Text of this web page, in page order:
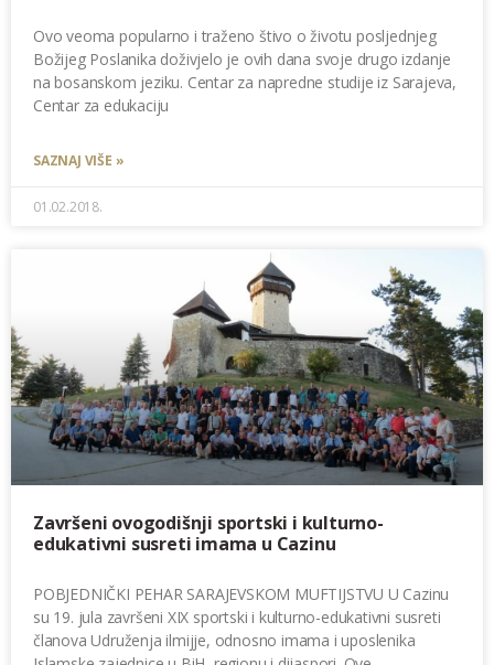
Ovo veoma popularno i traženo štivo o životu posljednjeg
Božijeg Poslanika doživjelo je ovih dana svoje drugo izdanje
na bosanskom jeziku. Centar za napredne studije iz Sarajeva,
Centar za edukaciju
SAZNAJ VIŠE »
01.02.2018.
Završeni ovogodišnji sportski i kulturno-
edukativni susreti imama u Cazinu
POBJEDNIČKI PEHAR SARAJEVSKOM MUFTIJSTVU U Cazinu
su 19. jula završeni XIX sportski i kulturno-edukativni susreti
članova Udruženja ilmijje, odnosno imama i uposlenika